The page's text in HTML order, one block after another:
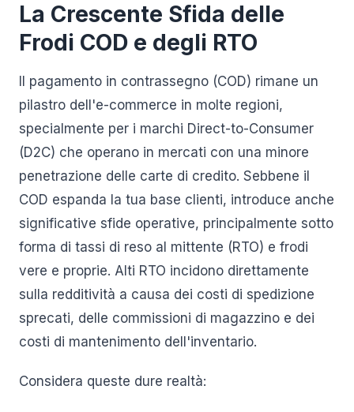
La Crescente Sfida delle
Frodi COD e degli RTO
Il pagamento in contrassegno (COD) rimane un
pilastro dell'e-commerce in molte regioni,
specialmente per i marchi Direct-to-Consumer
(D2C) che operano in mercati con una minore
penetrazione delle carte di credito. Sebbene il
COD espanda la tua base clienti, introduce anche
significative sfide operative, principalmente sotto
forma di tassi di reso al mittente (RTO) e frodi
vere e proprie. Alti RTO incidono direttamente
sulla redditività a causa dei costi di spedizione
sprecati, delle commissioni di magazzino e dei
costi di mantenimento dell'inventario.
Considera queste dure realtà: